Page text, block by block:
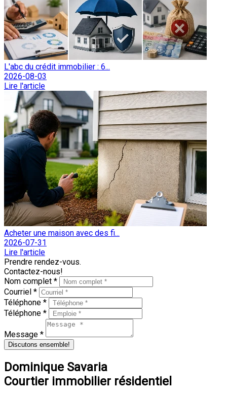
L'abc du crédit immobilier : 6...
2026-08-03
Lire l'article
Acheter une maison avec des fi...
2026-07-31
Lire l'article
Prendre rendez-vous.
Contactez-nous!
Nom complet *
Courriel *
Téléphone *
Téléphone *
Message *
Discutons ensemble!
Dominique Savaria
Courtier immobilier résidentiel